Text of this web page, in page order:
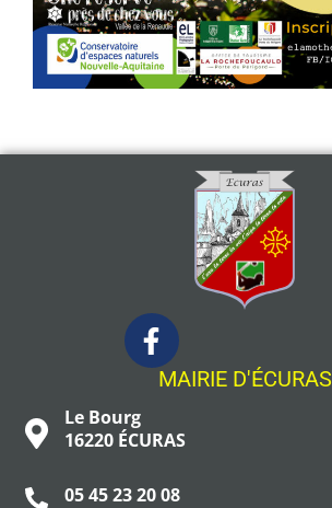
MAIRIE D'ÉCURAS
Le Bourg
16220 ÉCURAS
05 45 23 20 08